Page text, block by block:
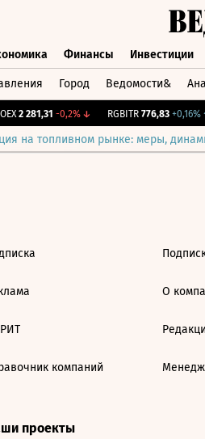
Финансы Инвестиции
Город Ведомости&
2 281,31 -0,2%↓ RGBITR 776,83 +0,16%↑
на топливном рынке: меры,
компаний
О
проекты